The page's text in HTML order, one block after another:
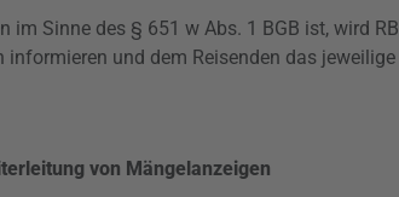
im Sinne des § 651 w Abs. 1 BGB ist, wird
und dem Reisenden das
von Mängelanzeigen